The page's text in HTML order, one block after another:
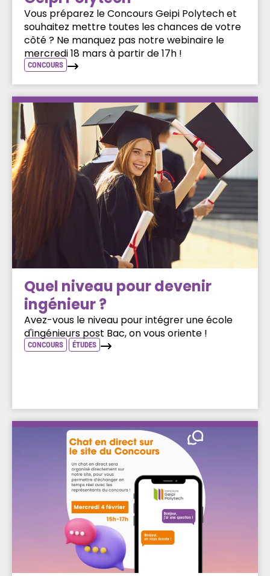
Vous préparez le Concours Geipi Polytech et
souhaitez mettre toutes les chances de votre
côté ? Ne manquez pas notre webinaire le
mercredi 18 mars à partir de 17h !
CONCOURS
Quel niveau pour devenir
ingénieur ?
Avez-vous le niveau pour intégrer une école
d'ingénieurs post Bac, on vous oriente !
CONCOURS ÉTUDES